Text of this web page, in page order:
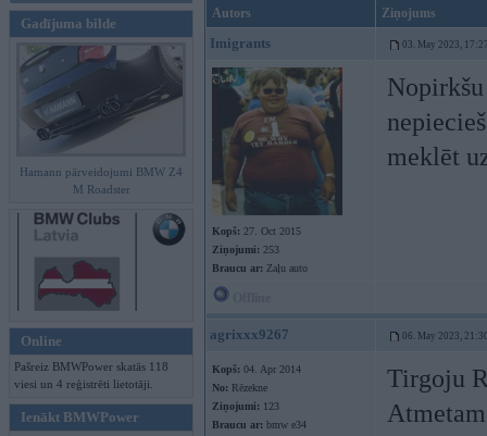
Gadījuma bilde
Hamann pārveidojumi BMW Z4
M Roadster
Online
Pašreiz BMWPower skatās 118
viesi un 4 reģistrēti lietotāji.
Ienākt BMWPower
Autors Ziņojums
Imigrants 03. May 2023,
Kopš: 27. Oct 2015
Ziņojumi: 253
Braucu ar: Zaļu auto
meklēt
agrixxx9267 06. May 2023,
Kopš: 04. Apr 2014
No: Rēzekne
Ziņojumi: 123
Braucu ar: bmw e34
Tirgoju